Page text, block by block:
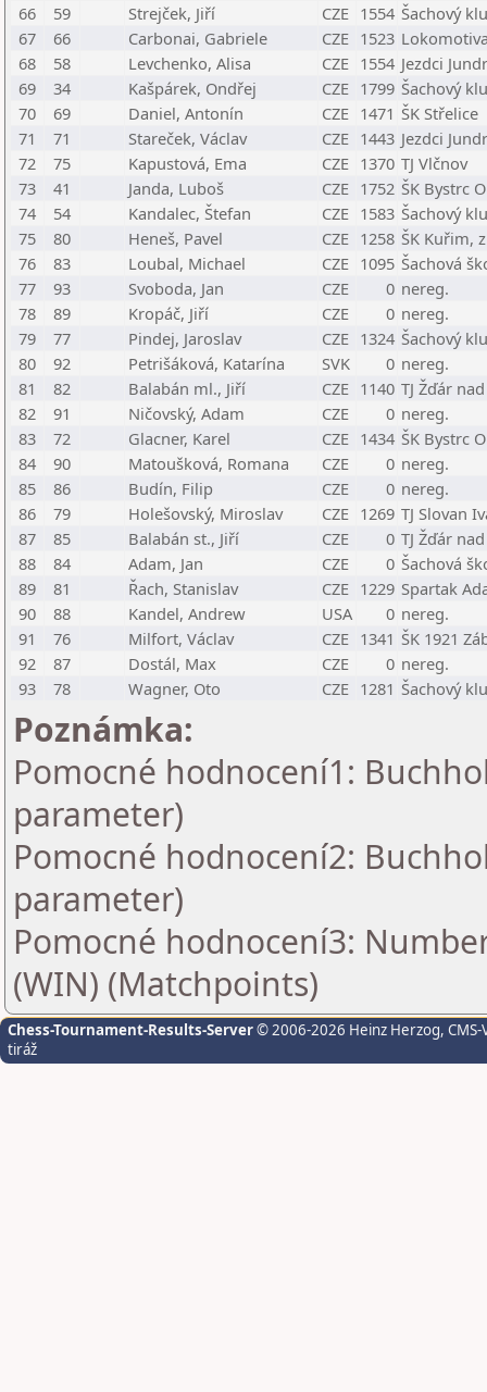
66
59 Strejček, Jiří CZE 1554 Šachový
67
66 Carbonai, Gabriele CZE 1523
68
58 Levchenko, Alisa CZE 1554 Jezdci
69
34 Kašpárek, Ondřej CZE 1799 Šachový
70
69 Daniel, Antonín CZE 1471 ŠK Střelice
71
71 Stareček, Václav CZE 1443 Jezdci
72
75 Kapustová, Ema CZE 1370 TJ Vlčnov
73
41 Janda, Luboš CZE 1752 ŠK Bystrc
74
54 Kandalec, Štefan CZE 1583 Šachový
75
80 Heneš, Pavel CZE 1258 ŠK Kuřim,
76
83 Loubal, Michael CZE 1095 Šachová
77
93 Svoboda, Jan CZE 0 nereg.
78
89 Kropáč, Jiří CZE 0 nereg.
79
77 Pindej, Jaroslav CZE 1324 Šachový
80
92 Petrišáková, Katarína SVK 0 nereg.
81
82 Balabán ml., Jiří CZE 1140 TJ Žďár
82
91 Ničovský, Adam CZE 0 nereg.
83
72 Glacner, Karel CZE 1434 ŠK Bystrc
84
90 Matoušková, Romana CZE 0 nereg.
85
86 Budín, Filip CZE 0 nereg.
86
79 Holešovský, Miroslav CZE 1269 TJ Slovan
87
85 Balabán st., Jiří CZE 0 TJ Žďár
88
84 Adam, Jan CZE 0 Šachová
89
81 Řach, Stanislav CZE 1229 Spartak
90
88 Kandel, Andrew USA 0 nereg.
91
76 Milfort, Václav CZE 1341 ŠK 1921
92
87 Dostál, Max CZE 0 nereg.
93
78 Wagner, Oto CZE 1281 Šachový
Poznámka:
Pomocné hodnocení1:
parameter)
Pomocné hodnocení2:
parameter)
Pomocné hodnocení3:
(WIN) (Matchpoints)
Chess-Tournament-Results-Server© 2006-2026 Heinz Herzog,
tiráž